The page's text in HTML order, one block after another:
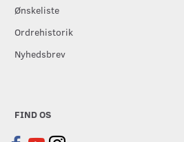
Ønskeliste
Ordrehistorik
Nyhedsbrev
FIND OS